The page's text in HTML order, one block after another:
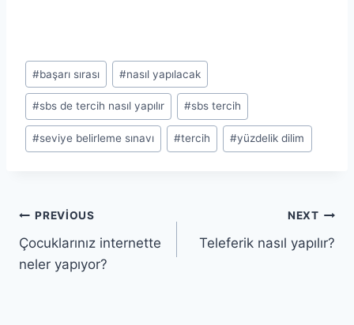
Post
Tags:
#başarı sırası #nasıl yapılacak
#sbs de tercih nasıl yapılır #sbs tercih
#seviye belirleme sınavı #tercih #yüzdelik dilim
Yazı
gezinmesi
PREVIOUS
Çocuklarınız internette
neler yapıyor?
NEXT
Teleferik nasıl yapılır?